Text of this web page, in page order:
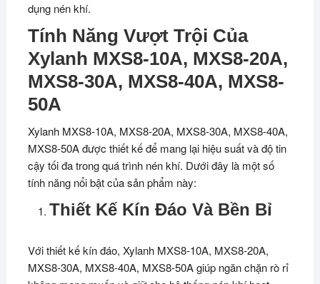
dụng nén khí.
Tính Năng Vượt Trội Của
Xylanh MXS8-10A, MXS8-20A,
MXS8-30A, MXS8-40A, MXS8-
50A
Xylanh MXS8-10A, MXS8-20A, MXS8-30A, MXS8-40A,
MXS8-50A được thiết kế để mang lại hiệu suất và độ tin
cậy tối đa trong quá trình nén khí. Dưới đây là một số
tính năng nổi bật của sản phẩm này:
Thiết Kế Kín Đáo Và Bền Bỉ
Với thiết kế kín đáo, Xylanh MXS8-10A, MXS8-20A,
MXS8-30A, MXS8-40A, MXS8-50A giúp ngăn chặn rò rỉ